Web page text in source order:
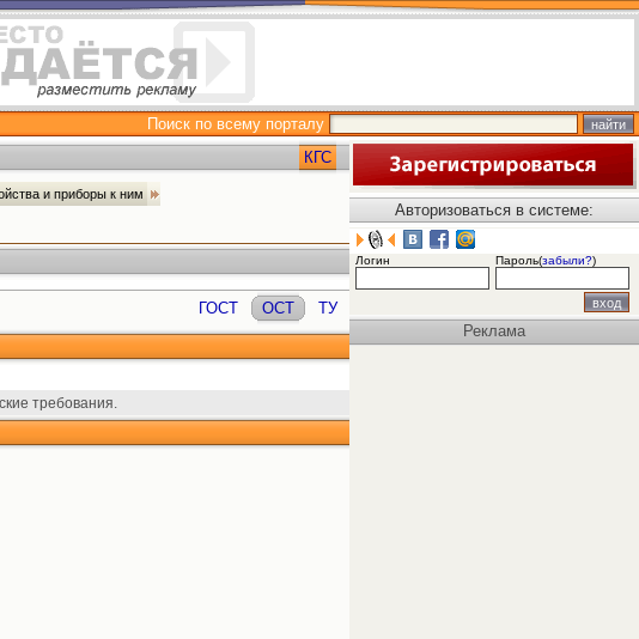
Поиск по всему порталу
КГС
и приборы к ним
ГОСТ ОСТ ТУ
требования.
Авторизоваться в системе:
Логин Пароль(забыли?)
Реклама